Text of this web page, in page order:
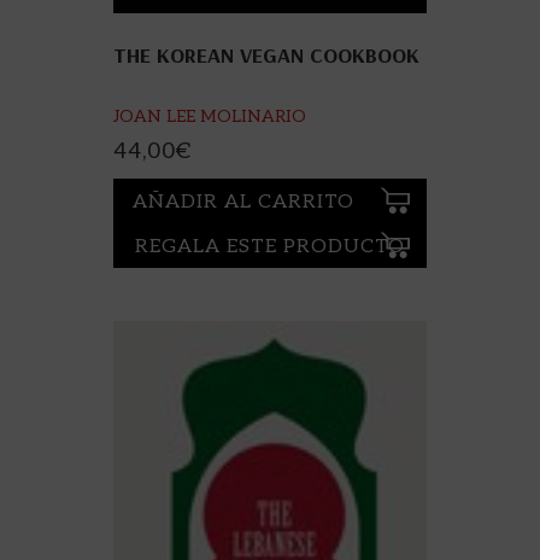
THE KOREAN VEGAN COOKBOOK
JOAN LEE MOLINARIO
44,00€
AÑADIR AL CARRITO
REGALA ESTE PRODUCTO